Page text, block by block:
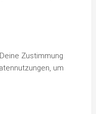
Zustimmung
um